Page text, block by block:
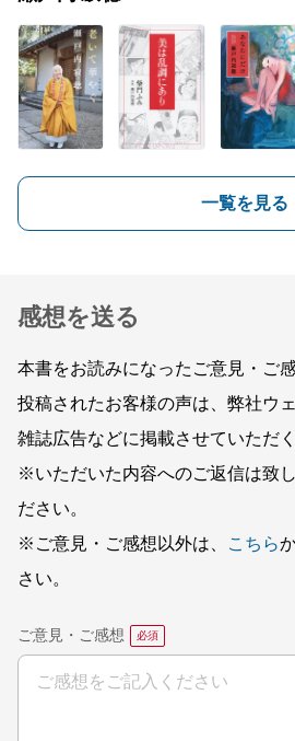
一覧を見る
感想を送る
本書をお読みになったご意見・ご
投稿されたお客様の声は、弊社ウ
雑誌広告などに掲載させていただ
※いただいた内容へのご返信は致
ださい。
※ご意見・ご感想以外は、
こちら
さい。
ご意見・ご感想